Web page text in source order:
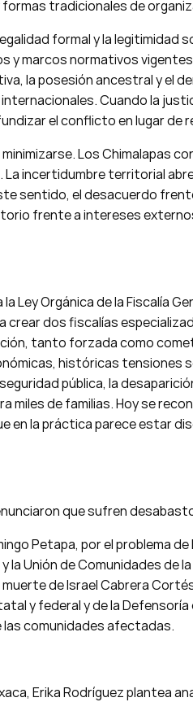
tradicionales de
formal y la legitimidad
y marcos normativos
la posesión ancestral y el
Cuando la
el conflicto en lugar de
Los Chimalapas
incertidumbre territorial
sentido, el desacuerdo
frente a intereses
Ley Orgánica de la Fiscalía
crear dos fiscalías
tanto forzada como
históricas tensiones
pública, la
miles de familias. Hoy se
en la práctica parece estar
que sufren
Petapa, por el problema
la Unión de Comunidades de
de Israel Cabrera
y federal y de la
las comunidades afectadas.
Erika Rodríguez plantea